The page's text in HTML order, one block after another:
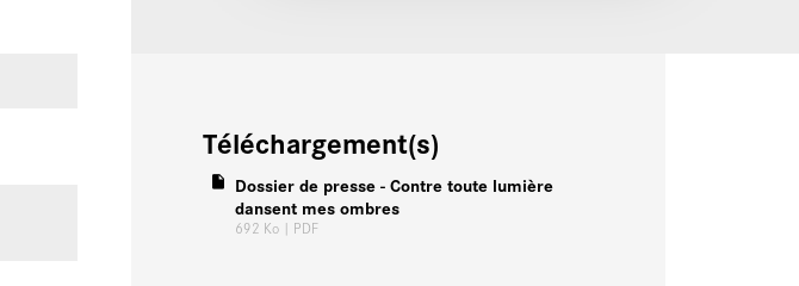
Téléchargement(s)
Dossier de presse - Contre toute lumière
dansent mes ombres
692 Ko | PDF